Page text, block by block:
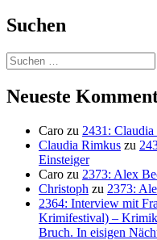
Suchen
Suchen
nach:
Neueste
Caro zu 2431:
Claudia Rimkus zu
Einsteiger
Caro zu 2373: Alex
Christoph zu 2373:
2364: Interview mit
Krimifestival) –
Bruch. In eisigen